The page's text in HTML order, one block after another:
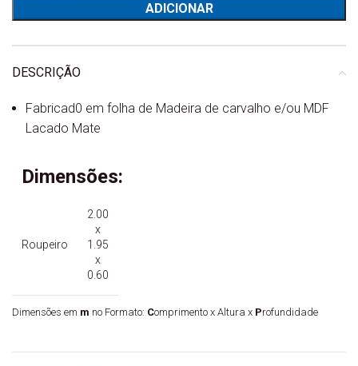
ADICIONAR
DESCRIÇÃO
Fabricad0 em folha de Madeira de carvalho e/ou MDF
Lacado Mate
Dimensões:
Roupeiro
2.00
x
1.95
x
0.60
Dimensões em m no Formato: Comprimento x Altura x Profundidade